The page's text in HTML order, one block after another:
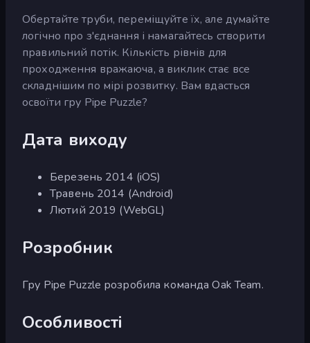
Обертайте труби, переміщуйте їх, але думайте
логічно про з'єднання і намагайтесь створити
правильний потік. Кількість рівнів для
проходження вражаюча, а виклик стає все
складнішим по мірі розвитку. Вам вдасться
освоїти гру Pipe Puzzle?
Дата виходу
Березень 2014 (iOS)
Травень 2014 (Android)
Лютий 2019 (WebGL)
Розробник
Гру Pipe Puzzle розробила команда Oak Team.
Особливості